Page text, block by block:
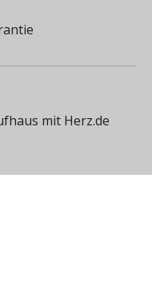
mit Herz.de